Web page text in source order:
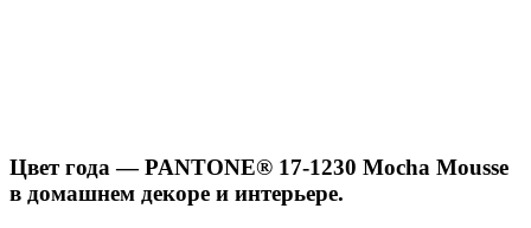
Цвет года — PANTONE® 17-1230 Mocha Mousse
в домашнем декоре и интерьере.